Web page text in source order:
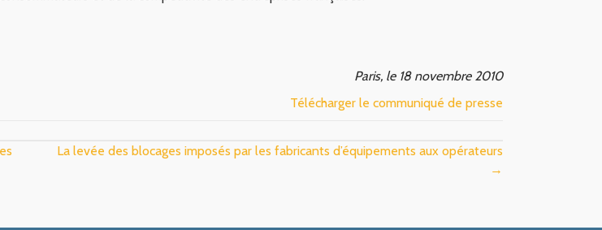
Paris, le 18 novembre 2010
Télécharger le communiqué de presse
La levée des blocages imposés par les fabricants d’équipements aux opérateurs
→